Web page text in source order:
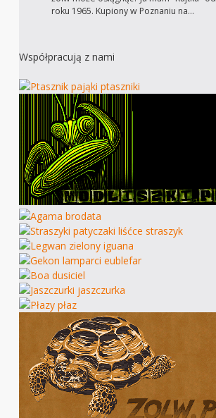
roku 1965. Kupiony w Poznaniu na…
Współpracują z nami